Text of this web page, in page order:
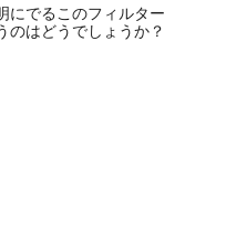
にでるこのフィルター
のはどうでしょうか？